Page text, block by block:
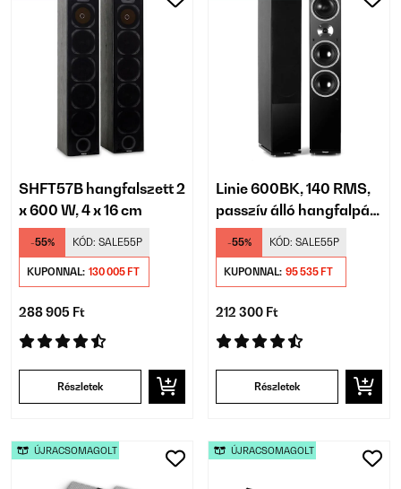
SHFT57B hangfalszett 2
x 600 W, 4 x 16 cm
-55% KÓD: SALE55P
KUPONNAL: 130 005 FT
288 905 Ft
Részletek
Linie 600BK, 140 RMS,
passzív álló hangfalpár,
fekete
-55% KÓD: SALE55P
KUPONNAL: 95 535 FT
212 300 Ft
Részletek
ÚJRACSOMAGOLT ÚJRACSOMAGOLT